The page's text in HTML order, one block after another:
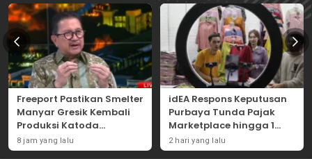
Freeport Pastikan Smelter
Manyar Gresik Kembali
Produksi Katoda
Tembaga Mulai
September 2026
8 jam yang lalu
idEA Respons Keputusan
Purbaya Tunda Pajak
Marketplace hingga 1
November 2026
2 hari yang lalu